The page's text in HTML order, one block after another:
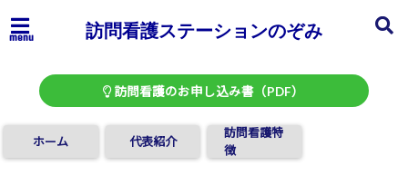
menu 訪問看護ステーションのぞみ
訪問看護のお申し込み書（PDF）
ホーム 代表紹介
訪問看護特
徴